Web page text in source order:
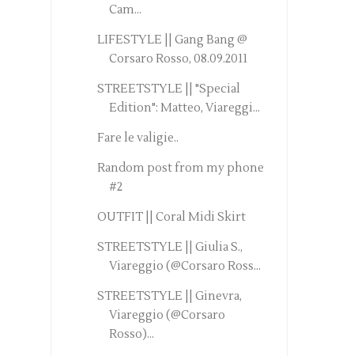
Cam...
LIFESTYLE || Gang Bang @
Corsaro Rosso, 08.09.2011
STREETSTYLE || "Special
Edition": Matteo, Viareggi...
Fare le valigie..
Random post from my phone
#2
OUTFIT || Coral Midi Skirt
STREETSTYLE || Giulia S.,
Viareggio (@Corsaro Ross...
STREETSTYLE || Ginevra,
Viareggio (@Corsaro
Rosso)...